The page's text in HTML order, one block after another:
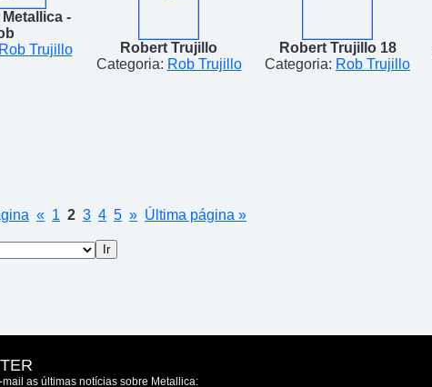
-
Rob Trujillo
Robert Trujillo
Categoria: Rob Trujillo
Robert Trujillo 18
Categoria: Rob Trujillo
« 1 2 3 4 5 » Última página »
mail as últimas notícias sobre Metallica: